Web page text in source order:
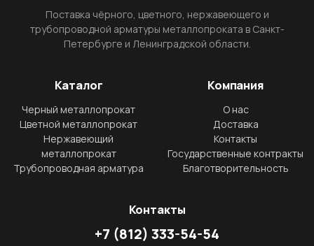
Поставка чёрного, цветного, нержавеющего и
трубопроводной арматуры металлопроката в Санкт-
Петербурге и Ленинградской области.
Каталог
Черный металлопрокат
Цветной металлопрокат
Нержавеющий
металлопрокат
Трубопроводная арматура
Компания
О нас
Доставка
Контакты
Государственные контракты
Благотворительность
Контакты
+7 (812) 333-54-54